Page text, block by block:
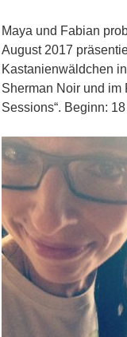
Maya und Fabian
August 2017
Kastanienwäldchen
Sherman Noir und im
Sessions“. Beginn: